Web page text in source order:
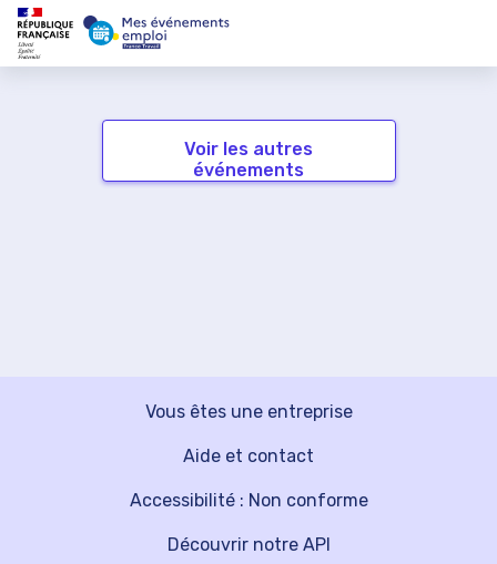
Voir les autres
événements
Vous êtes une entreprise
Découvrir notre API
Aide et contact
Accessibilité : Non conforme